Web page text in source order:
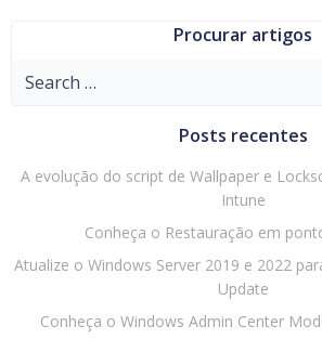
Procurar artigos
Search
Posts recentes
A evolução do script de Wallpaper e
Intune
Conheça o Restauração em
Atualize o Windows Server 2019 e 2022
Update
Conheça o Windows Admin Center